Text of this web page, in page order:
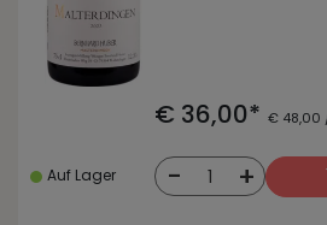
€ 36,00* € 48,00
Auf Lager - 1 +